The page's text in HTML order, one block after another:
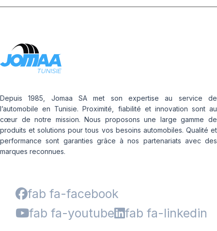
Depuis 1985, Jomaa SA met son expertise au service de
l’automobile en Tunisie. Proximité, fiabilité et innovation sont au
cœur de notre mission. Nous proposons une large gamme de
produits et solutions pour tous vos besoins automobiles. Qualité et
performance sont garanties grâce à nos partenariats avec des
marques reconnues.
fab fa-facebook
fab fa-youtube
fab fa-linkedin